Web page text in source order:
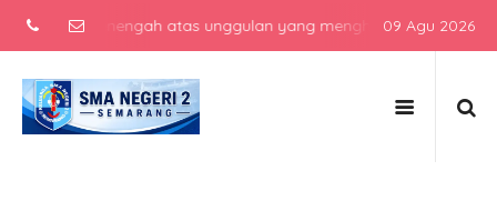
menengah atas unggulan yang menghasilkan lulusan
09 Agu 2026